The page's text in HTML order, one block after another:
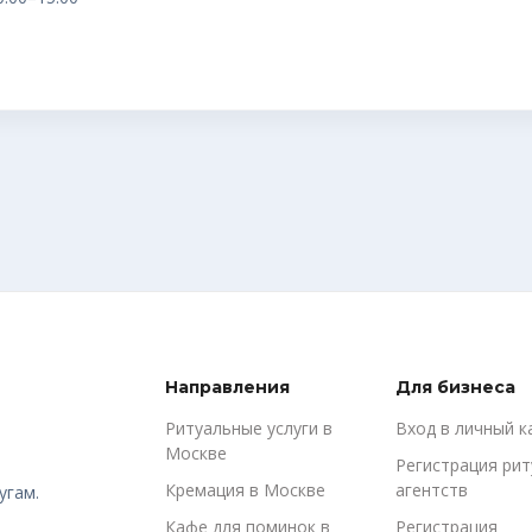
Направления
Ритуальные услуги в
Москве
Кремация в Москве
Кафе для поминок в
Для бизнеса
Вход в личный
Регистрация
агентств
Регистрация